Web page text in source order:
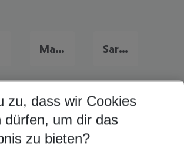
Malta Urlaub Sardinien Urlaub
Calpe
zu, dass wir Cookies
dürfen, um dir das
zu bieten?